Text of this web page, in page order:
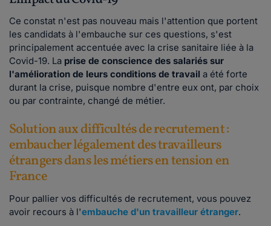
Ce constat n'est pas nouveau mais l'attention que portent
les candidats à l'embauche sur ces questions, s'est
principalement accentuée avec la crise sanitaire liée à la
Covid-19. La prise de conscience des salariés sur
l'amélioration de leurs conditions de travail a été forte
durant la crise, puisque nombre d'entre eux ont, par choix
ou par contrainte, changé de métier.
Solution aux difficultés de recrutement :
embaucher légalement des travailleurs
étrangers dans les métiers en tension en
France
Pour pallier vos difficultés de recrutement, vous pouvez
avoir recours à l'embauche d'un travailleur étranger.